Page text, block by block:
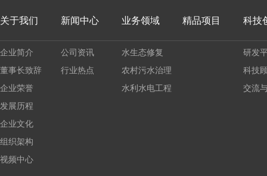
关于我们
企业简介
董事长致辞
企业荣誉
发展历程
企业文化
组织架构
视频中心
新闻中心
公司资讯
行业热点
业务领域
水生态修复
农村污水治理
水利水电工程
精品项目 科技
研发
科技
交流